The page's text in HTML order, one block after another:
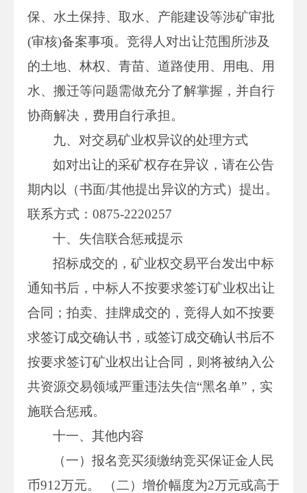
保、水土保持、取水、产能建设等涉矿审批
(审核)备案事项。竞得人对出让范围所涉及
的土地、林权、青苗、道路使用、用电、用
水、搬迁等问题需做充分了解掌握，并自行
协商解决，费用自行承担。
九、对交易矿业权异议的处理方式
如对出让的采矿权存在异议，请在公告
期内以（书面/其他提出异议的方式）提出。
联系方式：0875-2220257
十、失信联合惩戒提示
招标成交的，矿业权交易平台发出中标
通知书后，中标人不按要求签订矿业权出让
合同；拍卖、挂牌成交的，竞得人如不按要
求签订成交确认书，或签订成交确认书后不
按要求签订矿业权出让合同，则将被纳入公
共资源交易领域严重违法失信“黑名单”，实
施联合惩戒。
十一、其他内容
（一）报名竞买须缴纳竞买保证金人民
币912万元。 （二）增价幅度为2万元或高于